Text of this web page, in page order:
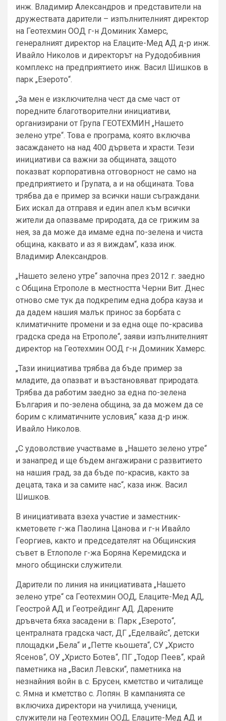
инж. Владимир Александров и представители на
дружествата дарители – изпълнителният директор
на Геотехмин ООД г-н Доминик Хамерс,
генералният директор на Елаците-Мед АД д-р инж.
Ивайло Николов и директорът на Рудодобивния
комплекс на предприятието инж. Васил Шишков в
парк „Езерото“.
„За мен е изключителна чест да сме част от
поредните благотворителни инициативи,
организирани от Група ГЕОТЕХМИН „Нашето
зелено утре“. Това е програма, която включва
засаждането на над 400 дървета и храсти. Тези
инициативи са важни за общината, защото
показват корпоративна отговорност не само на
предприятието и Групата, а и на общината. Това
трябва да е пример за всички наши съграждани.
Бих искал да отправя и един апел към всички
жители да опазваме природата, да се грижим за
нея, за да може да имаме една по-зелена и чиста
община, каквато и аз я виждам“, каза инж.
Владимир Александров.
„Нашето зелено утре“ започна през 2012 г. заедно
с Община Етрополе в местността Черни Вит. Днес
отново сме тук да подкрепим една добра кауза и
да дадем нашия малък принос за борбата с
климатичните промени и за една още по-красива
градска среда на Етрополе“, заяви изпълнителният
директор на Геотехмин ООД г-н Доминик Хамерс.
„Тази инициатива трябва да бъде пример за
младите, да опазват и възстановяват природата.
Трябва да работим заедно за една по-зелена
България и по-зелена община, за да можем да се
борим с климатичните условия,“ каза д-р инж.
Ивайло Николов.
„С удоволствие участваме в „Нашето зелено утре“
и занапред и ще бъдем ангажирани с развитието
на нашия град, за да бъде по-красив, както за
децата, така и за самите нас“, каза инж. Васил
Шишков.
В инициативата взеха участие и заместник-
кметовете г-жа Паолина Цанова и г-н Ивайло
Георгиев, както и председателят на Общинския
съвет в Етлополе г-жа Боряна Керемидска и
много общински служители.
Дарители по линия на инициативата „Нашето
зелено утре“ са Геотехмин ООД, Елаците-Мед АД,
Геострой АД и Геотрейдинг АД. Дарените
дръвчета бяха засадени в: Парк „Езерото“,
централната градска част, ДГ „Еделвайс“, детски
площадки „Бела“ и „Петте кьошета“, СУ „Христо
Ясенов“, ОУ „Христо Ботев“, ПГ „Тодор Пеев“, край
паметника на „Васил Левски“, паметника на
незнайния войн в с. Брусен, кметство и читалище
с. Ямна и кметство с. Лопян. В кампанията се
включиха директори на училища, ученици,
служители на Геотехмин ООД, Елаците-Мед АД и